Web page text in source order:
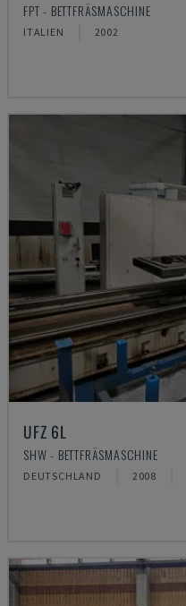
FPT - BETTFRÄSMASCHINE
ITALIEN 2002
UFZ 6L
SHW - BETTFRÄSMASCHINE
DEUTSCHLAND 2008